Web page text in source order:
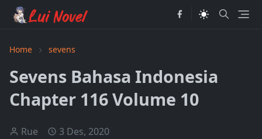
Home sevens
Sevens Bahasa Indonesia
Chapter 116 Volume 10
Rue 3 Des, 2020